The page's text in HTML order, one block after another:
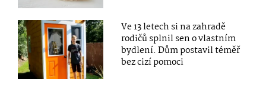
Ve 13 letech si na zahradě
rodičů splnil sen o vlastním
bydlení. Dům postavil téměř
bez cizí pomoci